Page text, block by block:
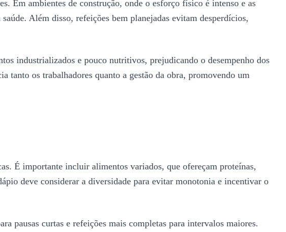
Em ambientes de construção, onde o esforço físico é intenso e as
Além disso, refeições bem planejadas evitam desperdícios,
industrializados e pouco nutritivos, prejudicando o desempenho dos
tanto os trabalhadores quanto a gestão da obra, promovendo um
É importante incluir alimentos variados, que ofereçam proteínas,
deve considerar a diversidade para evitar monotonia e incentivar o
pausas curtas e refeições mais completas para intervalos maiores.